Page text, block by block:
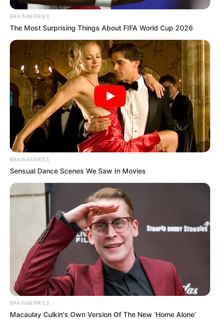
BRAINBERRIES
The Most Surprising Things About FIFA World Cup 2026
BRAINBERRIES
Sensual Dance Scenes We Saw In Movies
BRAINBERRIES
Macaulay Culkin's Own Version Of The New ‘Home Alone’